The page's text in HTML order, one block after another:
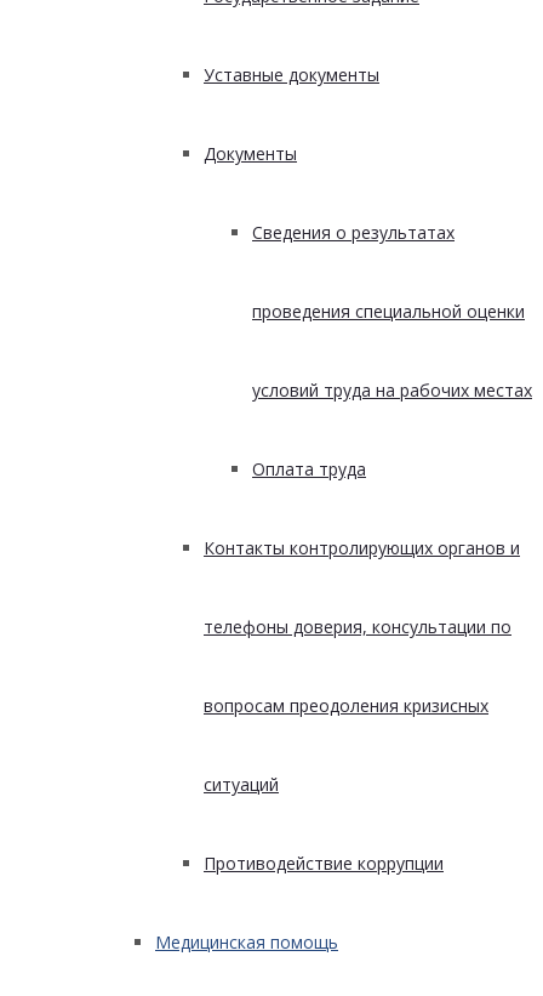
Уставные документы
Документы
Сведения о результатах
проведения специальной оценки
условий труда на рабочих местах
Оплата труда
Контакты контролирующих органов и
телефоны доверия, консультации по
вопросам преодоления кризисных
ситуаций
Противодействие коррупции
Медицинская помощь